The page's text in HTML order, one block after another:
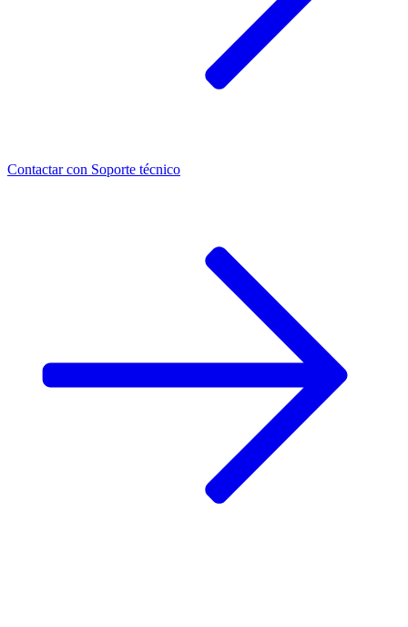
Contactar con Soporte técnico